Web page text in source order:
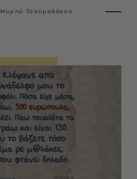
Μυρτώ Τσουμαλάκου